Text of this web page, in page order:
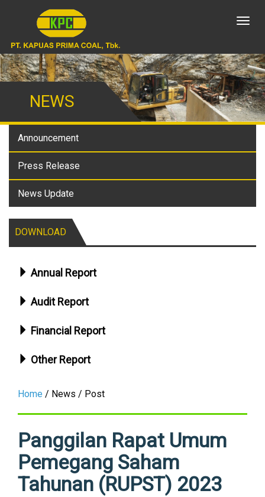
NEWS
Announcement
Press Release
News Update
DOWNLOAD
Annual Report
Audit Report
Financial Report
Other Report
Home / News / Post
Panggilan Rapat Umum
Pemegang Saham
Tahunan (RUPST) 2023